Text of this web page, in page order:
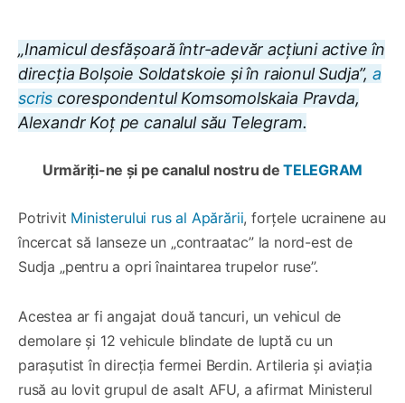
„Inamicul desfășoară într-adevăr acțiuni active în
direcția Bolșoie Soldatskoie și în raionul Sudja”, a
scris corespondentul Komsomolskaia Pravda,
Alexandr Koț pe canalul său Telegram.
Urmăriți-ne și pe canalul nostru deTELEGRAM
Potrivit Ministerului rus al Apărării, forțele ucrainene au
încercat să lanseze un „contraatac” la nord-est de
Sudja „pentru a opri înaintarea trupelor ruse”.
Acestea ar fi angajat două tancuri, un vehicul de
demolare și 12 vehicule blindate de luptă cu un
parașutist în direcția fermei Berdin. Artileria și aviația
rusă au lovit grupul de asalt AFU, a afirmat Ministerul